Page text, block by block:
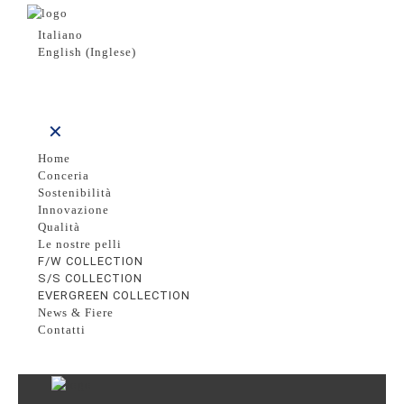
Italiano
English (Inglese)
✕
Home
Conceria
Sostenibilità
Innovazione
Qualità
Le nostre pelli
F/W COLLECTION
S/S COLLECTION
EVERGREEN COLLECTION
News & Fiere
Contatti